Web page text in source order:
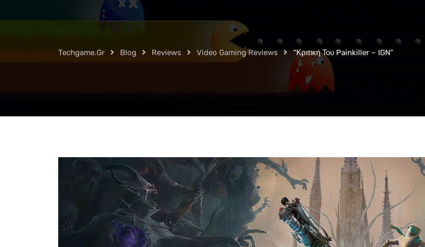
Techgame.gr Blog Reviews Video Gaming Reviews “Κριτική Του Painkiller – IGN”